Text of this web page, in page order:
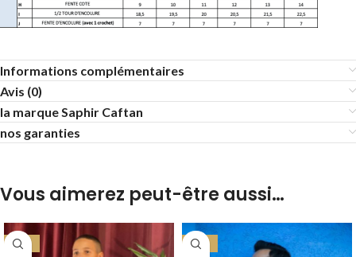
Informations complémentaires
Avis (0)
la marque Saphir Caftan
nos garanties
Vous aimerez peut-être aussi…
-23% -39%